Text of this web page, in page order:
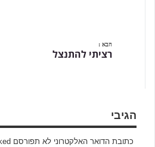
הבא :
רציתי להתנצל
הגיבי
כתובת הדואר האלקטרוני לא תפורסם Required fields are marked